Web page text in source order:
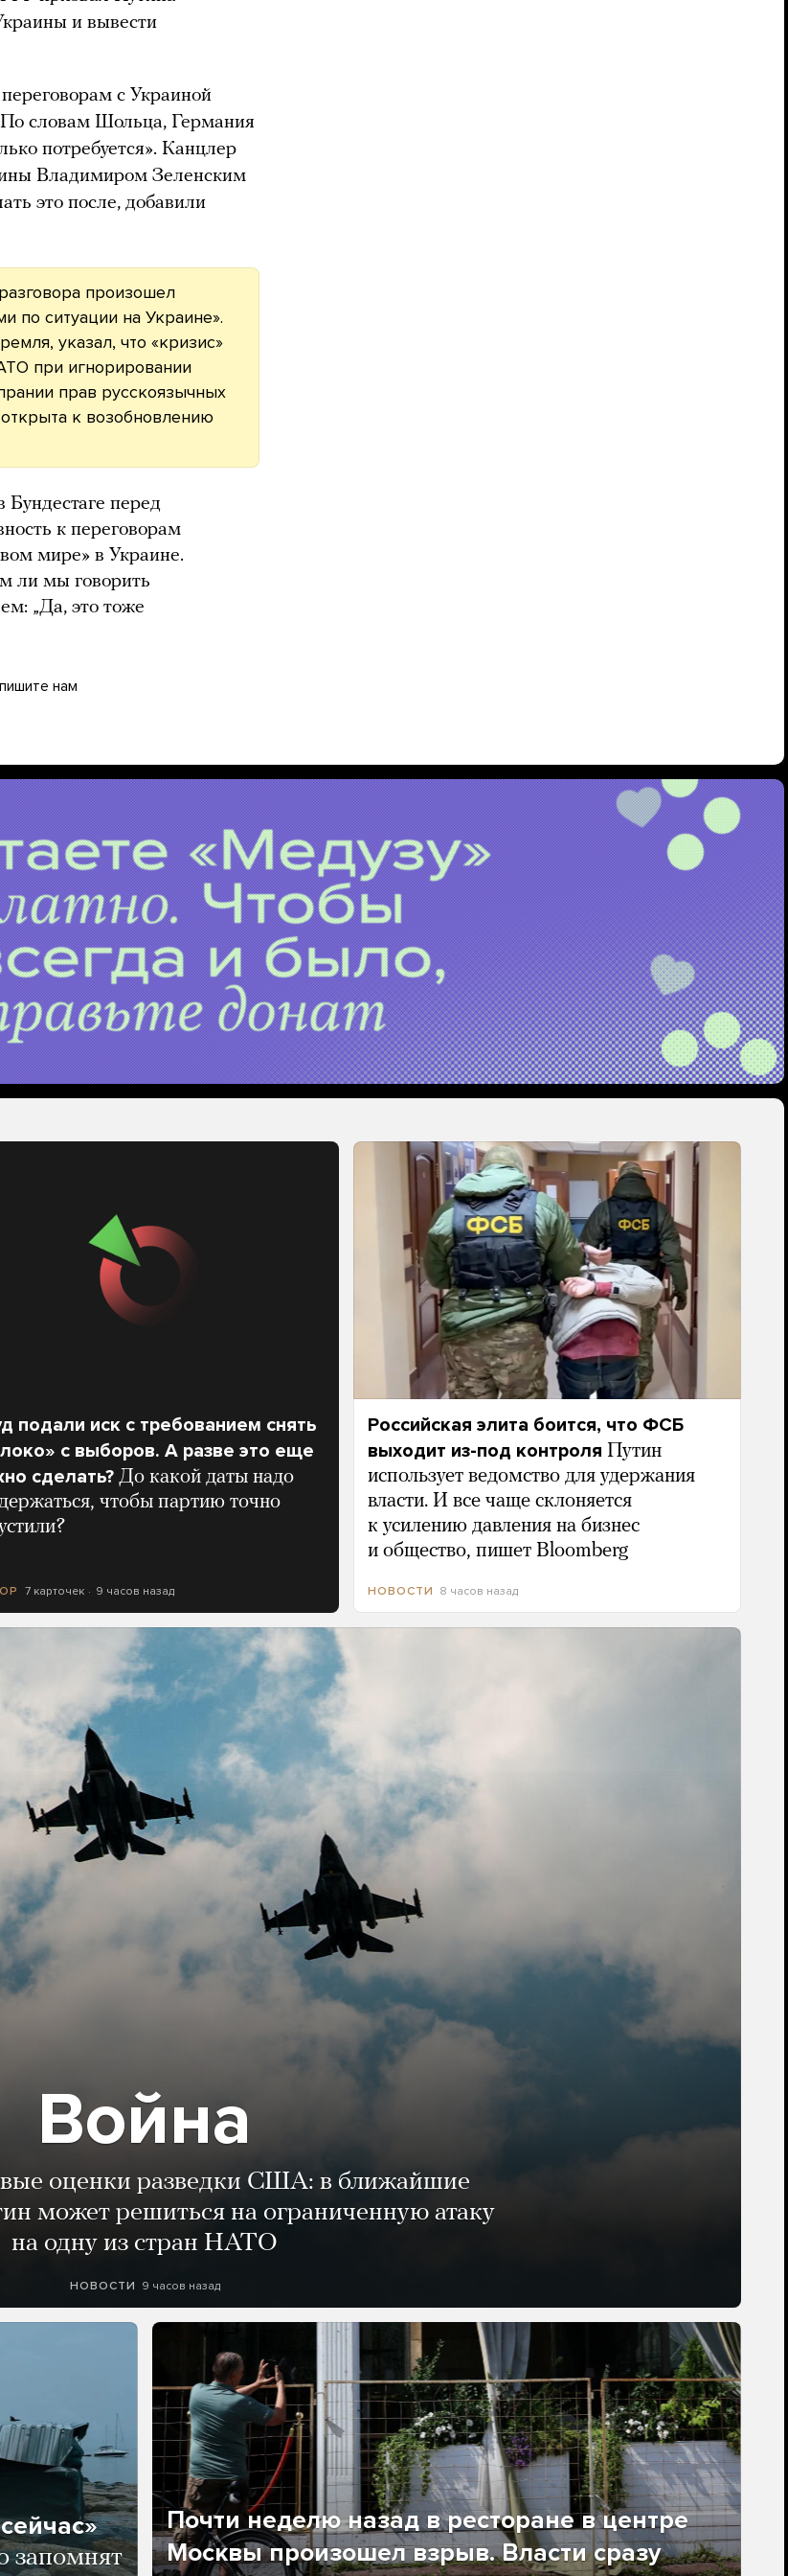
и вывести
с Украиной
По словам Шольца, Германия
потребуется». Канцлер
Владимиром Зеленским
это после, добавили
произошел
по ситуации на Украине».
указал, что «кризис»
при игнорировании
прав русскоязычных
к возобновлению
перед
к переговорам
мире» в Украине.
ли мы говорить
„Да, это тоже
нам
подали иск с требованием снять
с выборов. А разве это еще
сделать? До какой даты надо
чтобы партию точно
7 карточек 9 часов назад
Российская элита боится, что ФСБ
выходит из-под контроля Путин
использует ведомство для удержания
власти. И все чаще склоняется
к усилению давления на бизнес
и общество, пишет Bloomberg
НОВОСТИ 8 часов назад
Война
оценки разведки США: в ближайшие
может решиться на ограниченную атаку
на одну из стран НАТО
НОВОСТИ 9 часов назад
запомнят
Почти неделю назад в ресторане в центре
Москвы произошел взрыв. Власти сразу